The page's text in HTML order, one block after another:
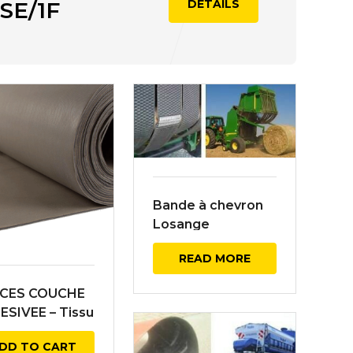
1F DÉTAILS
COUCHE
– Tissu
EP160
TO CART
Bande à chevron
Losange
READ MORE